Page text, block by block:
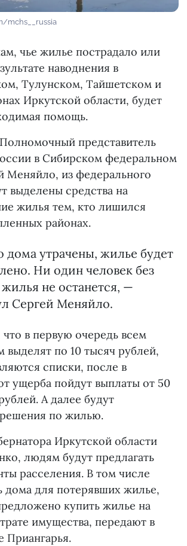
mchs__russia
чье жилье пострадало или
наводнения в
Тулунском, Тайшетском и
Иркутской области, будет
помощь.
представитель
в Сибирском федеральном
Меняйло, из федерального
выделены средства на
жилья тем, кто лишился
районах.
дома утрачены, жилье будет
Ни один человек без
не останется, —
Сергей Меняйло.
что в первую очередь всем
выделят по 10 тысяч рублей,
списки, после в
ущерба пойдут выплаты от 50
А далее будут
по жилью.
Иркутской области
людям будут предлагать
расселения. В том числе
дома для потерявших жилье,
купить жилье на
имущества, передают в
Приангарья.